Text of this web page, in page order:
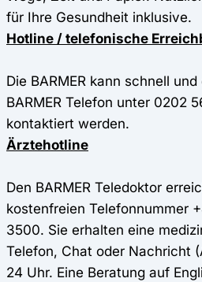
für Ihre Gesundheit inklusive.
Hotline / telefonische
Die BARMER kann schnell
BARMER Telefon unter 0202
kontaktiert werden.
Ärztehotline
Den BARMER Teledoktor
kostenfreien Telefonnummer
3500. Sie erhalten eine
Telefon, Chat oder Nachricht
24 Uhr. Eine Beratung auf